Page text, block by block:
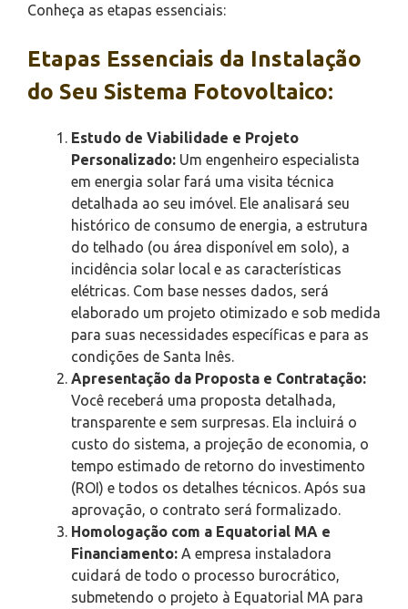
Conheça as etapas essenciais:
Etapas Essenciais da Instalação
do Seu Sistema Fotovoltaico:
Estudo de Viabilidade e Projeto
Personalizado: Um engenheiro especialista
em energia solar fará uma visita técnica
detalhada ao seu imóvel. Ele analisará seu
histórico de consumo de energia, a estrutura
do telhado (ou área disponível em solo), a
incidência solar local e as características
elétricas. Com base nesses dados, será
elaborado um projeto otimizado e sob medida
para suas necessidades específicas e para as
condições de Santa Inês.
Apresentação da Proposta e Contratação:
Você receberá uma proposta detalhada,
transparente e sem surpresas. Ela incluirá o
custo do sistema, a projeção de economia, o
tempo estimado de retorno do investimento
(ROI) e todos os detalhes técnicos. Após sua
aprovação, o contrato será formalizado.
Homologação com a Equatorial MA e
Financiamento: A empresa instaladora
cuidará de todo o processo burocrático,
submetendo o projeto à Equatorial MA para